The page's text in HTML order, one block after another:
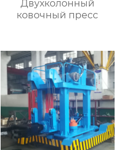
Двухколонный
ковочный пресс